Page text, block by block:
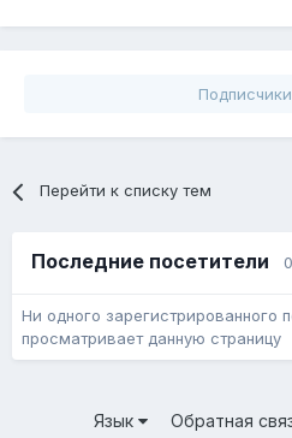
Подписчики
Перейти к списку тем
Последние посетители
Ни одного зарегистрированного
просматривает данную страницу
Язык Обратная